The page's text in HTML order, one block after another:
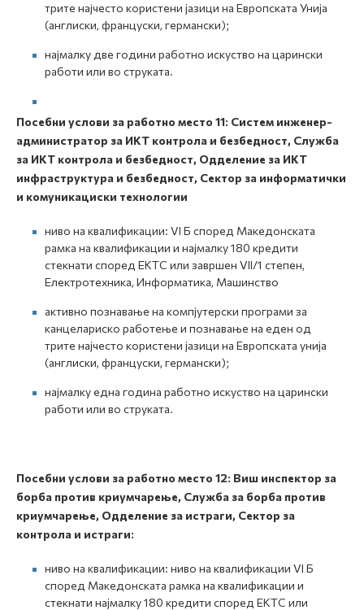
трите најчесто користени јазици на Европската Унија
(англиски, француски, германски);
најмалку две години работно искуство на царински
работи или во струката.
Посебни услови за работно место 11: Систем инженер-
администратор за ИКТ контрола и безбедност, Служба
за ИКТ контрола и безбедност, Одделение за ИКТ
инфраструктура и безбедност, Сектор за информатички
и комуникациски технологии
ниво на квалификации: VI Б според Македонската
рамка на квалификации и најмалку 180 кредити
стекнати според ЕКТС или завршен VII/1 степен,
Електротехника, Информатика, Машинство
активно познавање на компјутерски програми за
канцелариско работење и познавање на еден од
трите најчесто користени јазици на Европската унија
(англиски, француски, германски);
најмалку една година работно искуство на царински
работи или во струката.
Посебни услови за работно место 12: Виш инспектор за
борба против криумчарење, Служба за борба против
криумчарење, Одделение за истраги, Сектор за
контрола и истраги:
ниво на квалификации: ниво на квалификации VI Б
според Македонската рамка на квалификации и
стекнати најмалку 180 кредити според ЕКТС или